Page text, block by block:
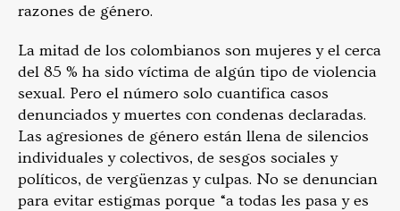
razones de género.
La mitad de los colombianos son mujeres y el cerca
del 85 % ha sido víctima de algún tipo de violencia
sexual. Pero el número solo cuantifica casos
denunciados y muertes con condenas declaradas.
Las agresiones de género están llena de silencios
individuales y colectivos, de sesgos sociales y
políticos, de vergüenzas y culpas. No se denuncian
para evitar estigmas porque “a todas les pasa y es